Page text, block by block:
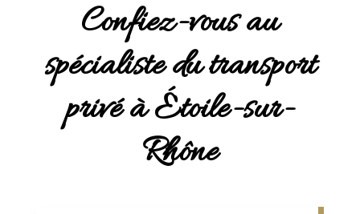
Confiez-vous au
spécialiste du transport
privé à Étoile-sur-
Rhône